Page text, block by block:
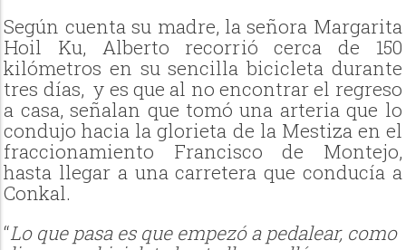
Según cuenta su madre, la señora Margarita
Hoil Ku, Alberto recorrió cerca de 150
kilómetros en su sencilla bicicleta durante
tres días, y es que al no encontrar el regreso
a casa, señalan que tomó una arteria que lo
condujo hacia la glorieta de la Mestiza en el
fraccionamiento Francisco de Montejo,
hasta llegar a una carretera que conducía a
Conkal.
“Lo que pasa es que empezó a pedalear, como